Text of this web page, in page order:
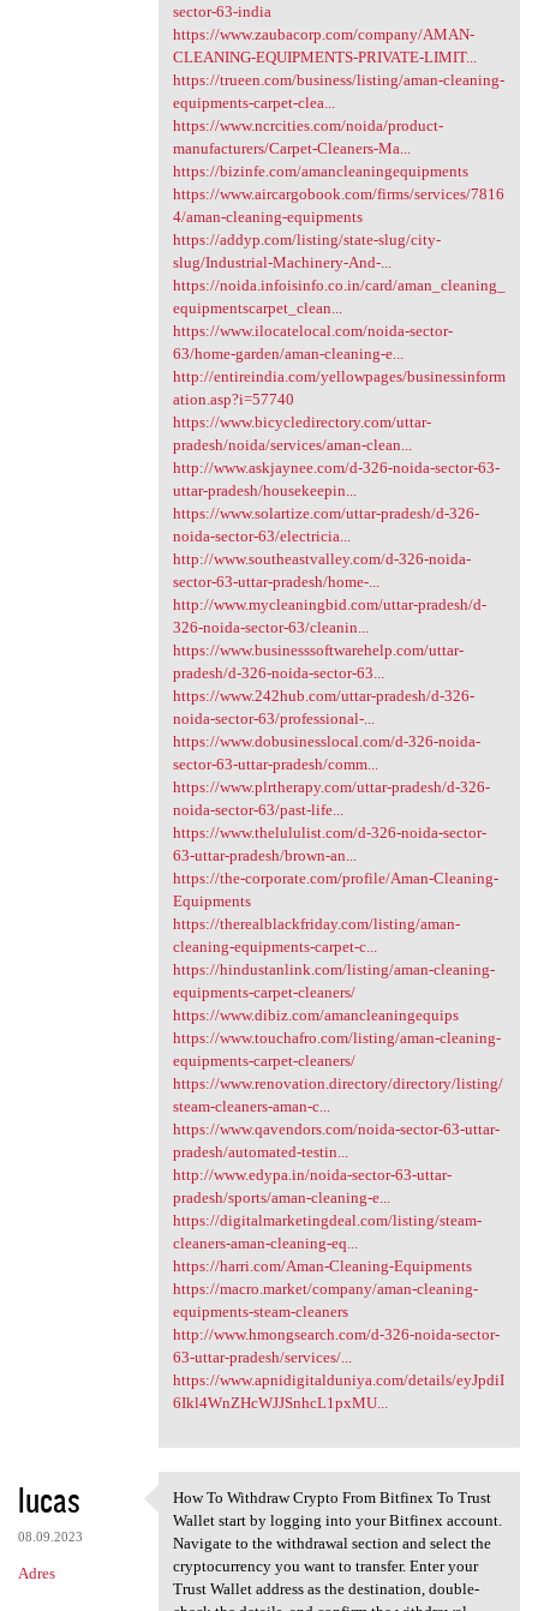
sector-63-india
https://www.zaubacorp.com/company/AMAN-
CLEANING-EQUIPMENTS-PRIVATE-LIMIT...
https://trueen.com/business/listing/aman-cleaning-
equipments-carpet-clea...
https://www.ncrcities.com/noida/product-
manufacturers/Carpet-Cleaners-Ma...
https://bizinfe.com/amancleaningequipments
https://www.aircargobook.com/firms/services/7816
4/aman-cleaning-equipments
https://addyp.com/listing/state-slug/city-
slug/Industrial-Machinery-And-...
https://noida.infoisinfo.co.in/card/aman_cleaning_
equipmentscarpet_clean...
https://www.ilocatelocal.com/noida-sector-
63/home-garden/aman-cleaning-e...
http://entireindia.com/yellowpages/businessinform
ation.asp?i=57740
https://www.bicycledirectory.com/uttar-
pradesh/noida/services/aman-clean...
http://www.askjaynee.com/d-326-noida-sector-63-
uttar-pradesh/housekeepin...
https://www.solartize.com/uttar-pradesh/d-326-
noida-sector-63/electricia...
http://www.southeastvalley.com/d-326-noida-
sector-63-uttar-pradesh/home-...
http://www.mycleaningbid.com/uttar-pradesh/d-
326-noida-sector-63/cleanin...
https://www.businesssoftwarehelp.com/uttar-
pradesh/d-326-noida-sector-63...
https://www.242hub.com/uttar-pradesh/d-326-
noida-sector-63/professional-...
https://www.dobusinesslocal.com/d-326-noida-
sector-63-uttar-pradesh/comm...
https://www.plrtherapy.com/uttar-pradesh/d-326-
noida-sector-63/past-life...
https://www.thelululist.com/d-326-noida-sector-
63-uttar-pradesh/brown-an...
https://the-corporate.com/profile/Aman-Cleaning-
Equipments
https://therealblackfriday.com/listing/aman-
cleaning-equipments-carpet-c...
https://hindustanlink.com/listing/aman-cleaning-
equipments-carpet-cleaners/
https://www.dibiz.com/amancleaningequips
https://www.touchafro.com/listing/aman-cleaning-
equipments-carpet-cleaners/
https://www.renovation.directory/directory/listing/
steam-cleaners-aman-c...
https://www.qavendors.com/noida-sector-63-uttar-
pradesh/automated-testin...
http://www.edypa.in/noida-sector-63-uttar-
pradesh/sports/aman-cleaning-e...
https://digitalmarketingdeal.com/listing/steam-
cleaners-aman-cleaning-eq...
https://harri.com/Aman-Cleaning-Equipments
https://macro.market/company/aman-cleaning-
equipments-steam-cleaners
http://www.hmongsearch.com/d-326-noida-sector-
63-uttar-pradesh/services/...
https://www.apnidigitalduniya.com/details/eyJpdiI
6Ikl4WnZHcWJJSnhcL1pxMU...
lucas
08.09.2023
Adres
How To Withdraw Crypto From
How To Withdraw Crypto From Bitfinex To Trust
Wallet start by logging into your Bitfinex account.
Navigate to the withdrawal section and select the
cryptocurrency you want to transfer. Enter your
Trust Wallet address as the destination, double-